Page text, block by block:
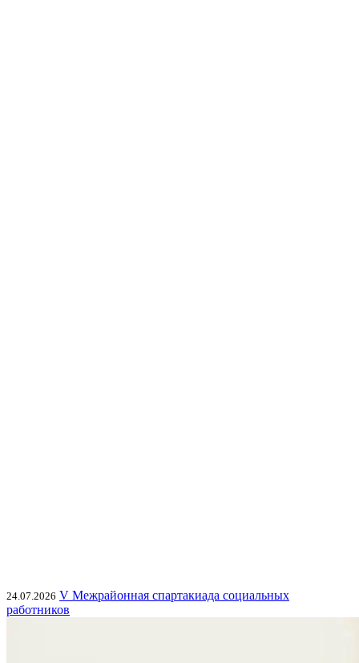
24.07.2026 V Межрайонная спартакиада социальных
работников